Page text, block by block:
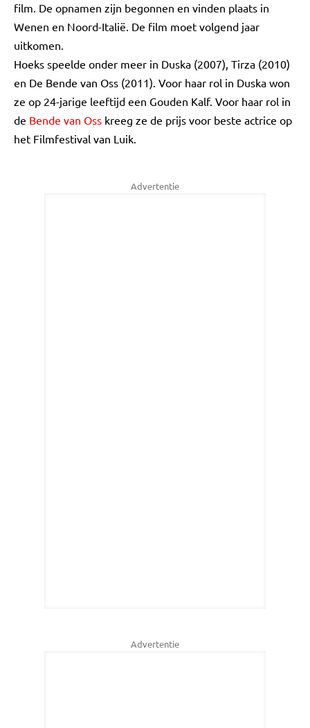
film. De opnamen zijn begonnen en vinden plaats in
Wenen en Noord-Italië. De film moet volgend jaar
uitkomen.
Hoeks speelde onder meer in Duska (2007), Tirza (2010)
en De Bende van Oss (2011). Voor haar rol in Duska won
ze op 24-jarige leeftijd een Gouden Kalf. Voor haar rol in
de Bende van Oss kreeg ze de prijs voor beste actrice op
het Filmfestival van Luik.
Advertentie
Advertentie